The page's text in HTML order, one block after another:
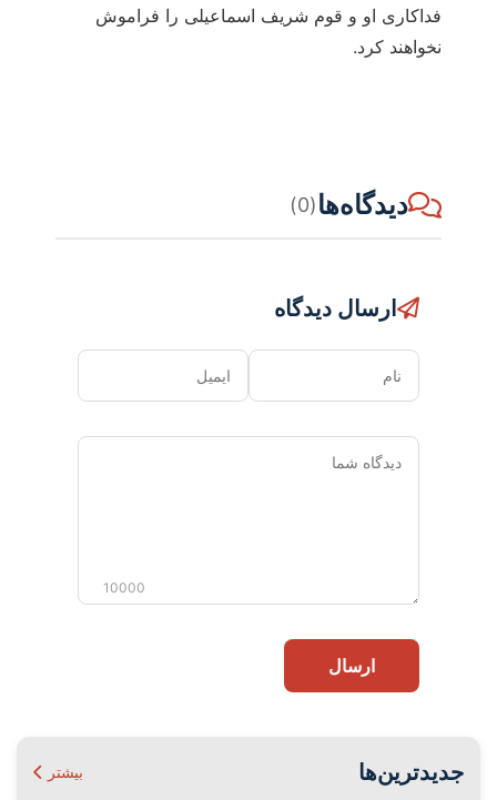
فداکاری او و قوم شریف اسماعیلی را فراموش
نخواهند کرد.
دیدگاه‌ها(0)
ارسال دیدگاه
نام ایمیل
دیدگاه
10000
ارسال
جدیدترین‌ها بیشتر